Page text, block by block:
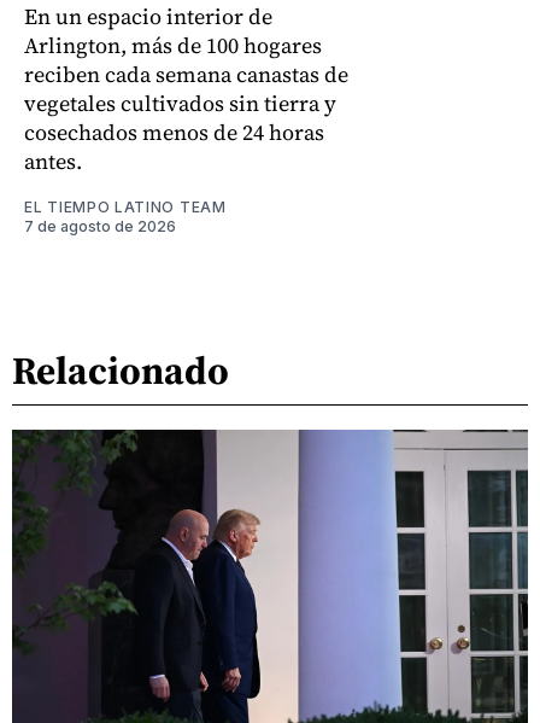
En un espacio interior de
Arlington, más de 100 hogares
reciben cada semana canastas de
vegetales cultivados sin tierra y
cosechados menos de 24 horas
antes.
EL TIEMPO LATINO TEAM
7 de agosto de 2026
Relacionado